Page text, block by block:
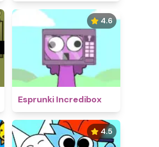
4.6
Esprunki Incredibox
4.5